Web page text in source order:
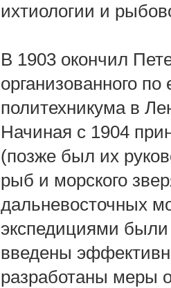
ихтиологии и
В 1903 окончил
организованного
политехникума в
Начиная с 1904
(позже был их
рыб и морского
дальневосточных
экспедициями
введены
разработаны меры